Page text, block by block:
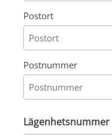
Postort
Postnummer
Lägenhetsnummer